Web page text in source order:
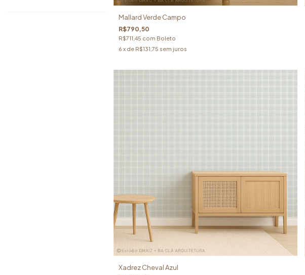
Mallard Verde Campo
R$790,50
R$711,45 com Boleto
6 x de R$131,75 sem juros
Xadrez Cheval Azul